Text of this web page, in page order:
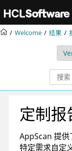
Welcome 结果
定制报
AppScan 提
特定需求自定